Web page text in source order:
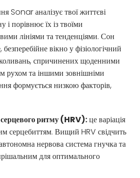
Sonar аналізує твої життєві
і порівнює їх із твоїми
лініями та тенденціями. Сон
безперебійне вікно у фізіологічний
коливань, спричинених щоденними
рухом та іншими зовнішніми
формується низкою факторів,
серцевого ритму (HRV):це варіація
серцебиттям. Вищий HRV свідчить
нервова система гнучка та
для оптимального